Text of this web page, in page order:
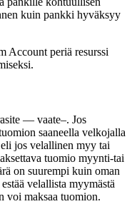
kuin pankki hyväksyy
Account periä resurssi
— vaate–. Jos
saaneella velkojalla
jos velallinen myy tai
tuomio myynti-tai
on suurempi kuin oman
velallista myymästä
voi maksaa tuomion.